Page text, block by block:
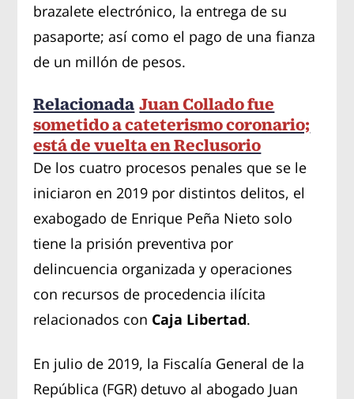
brazalete electrónico, la entrega de su
pasaporte; así como el pago de una fianza
de un millón de pesos.
Relacionada Juan Collado fue
sometido a cateterismo coronario;
está de vuelta en Reclusorio
De los cuatro procesos penales que se le
iniciaron en 2019 por distintos delitos, el
exabogado de Enrique Peña Nieto solo
tiene la prisión preventiva por
delincuencia organizada y operaciones
con recursos de procedencia ilícita
relacionados con Caja Libertad.
En julio de 2019, la Fiscalía General de la
República (FGR) detuvo al abogado Juan